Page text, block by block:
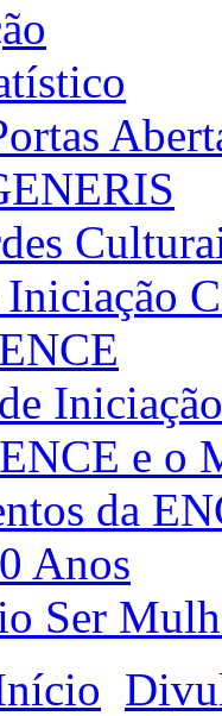
Iniciação
e o
da
Anos
Ser